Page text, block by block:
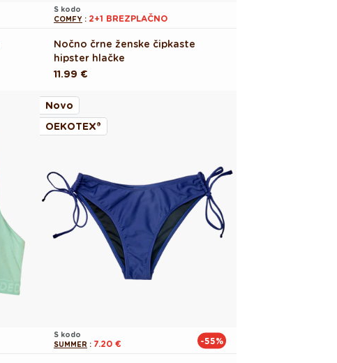
S kodo
COMFY : 2+1 BREZPLAČNO
Nočno črne ženske čipkaste
hipster hlačke
Redna
11.99 €
Novo
OEKOTEX®
S kodo
SUMMER : 7.20 € -55%